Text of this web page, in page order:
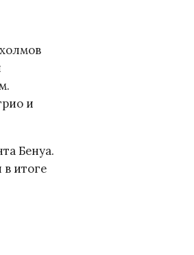
и
Бенуа.
итоге